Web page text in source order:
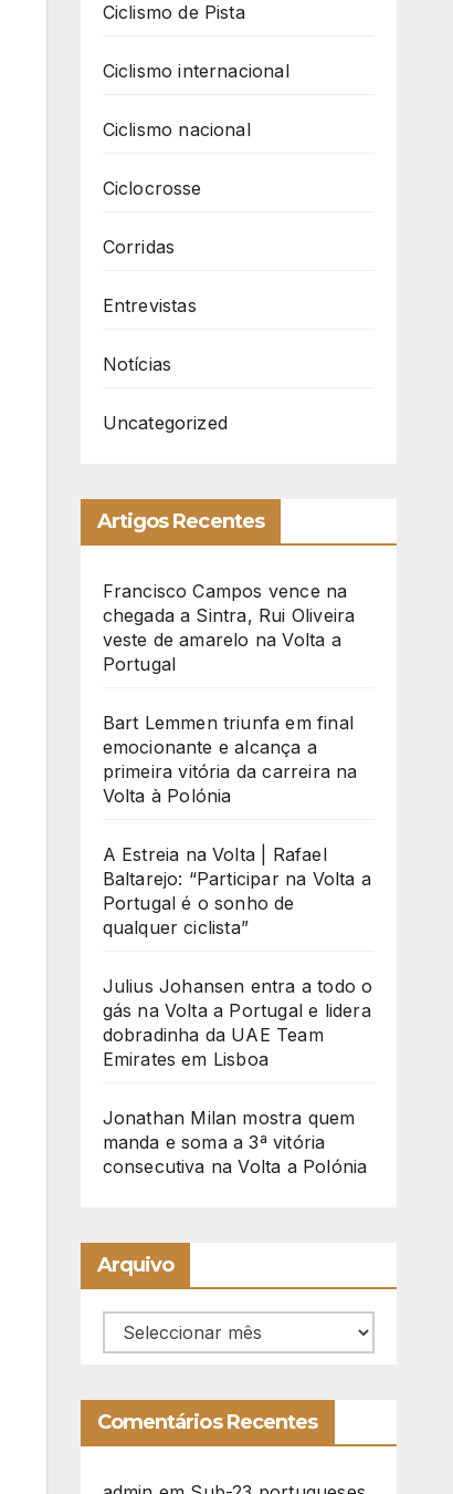
Ciclismo de Pista
Ciclismo internacional
Ciclismo nacional
Ciclocrosse
Corridas
Entrevistas
Notícias
Uncategorized
Artigos Recentes
Francisco Campos vence na
chegada a Sintra, Rui Oliveira
veste de amarelo na Volta a
Portugal
Bart Lemmen triunfa em final
emocionante e alcança a
primeira vitória da carreira na
Volta à Polónia
A Estreia na Volta | Rafael
Baltarejo: “Participar na Volta a
Portugal é o sonho de
qualquer ciclista”
Julius Johansen entra a todo o
gás na Volta a Portugal e lidera
dobradinha da UAE Team
Emirates em Lisboa
Jonathan Milan mostra quem
manda e soma a 3ª vitória
consecutiva na Volta a Polónia
Arquivo
Arquivo
Comentários Recentes